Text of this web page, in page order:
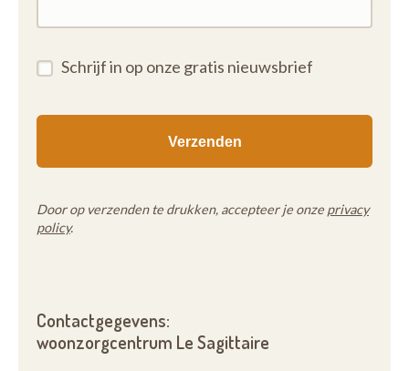
Schrijf in op onze gratis nieuwsbrief
Door op verzenden te drukken, accepteer je onze privacy
policy.
Contactgegevens:
woonzorgcentrum Le Sagittaire